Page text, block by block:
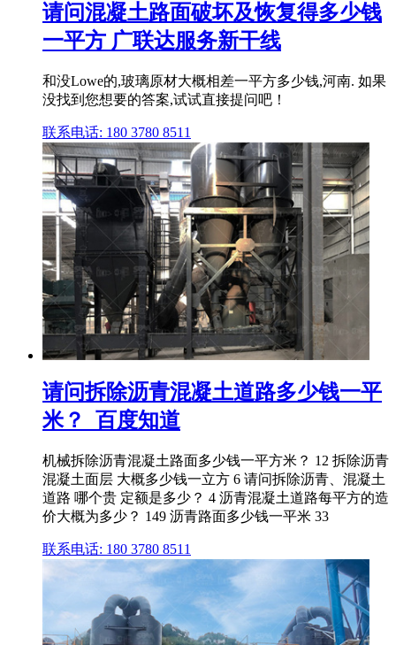
请问混凝土路面破坏及恢复得多少钱
一平方 广联达服务新干线
和没Lowe的,玻璃原材大概相差一平方多少钱,河南. 如果
没找到您想要的答案,试试直接提问吧！
联系电话: 180 3780 8511
请问拆除沥青混凝土道路多少钱一平
米？_百度知道
机械拆除沥青混凝土路面多少钱一平方米？ 12 拆除沥青
混凝土面层 大概多少钱一立方 6 请问拆除沥青、混凝土
道路 哪个贵 定额是多少？ 4 沥青混凝土道路每平方的造
价大概为多少？ 149 沥青路面多少钱一平米 33
联系电话: 180 3780 8511